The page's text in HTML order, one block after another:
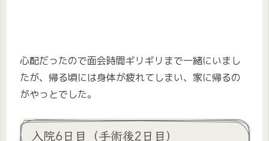
心配だったので面会時間ギリギリまで一緒にいまし
たが、帰る頃には身体が疲れてしまい、家に帰るの
がやっとでした。
入院6日目（手術後2日目）